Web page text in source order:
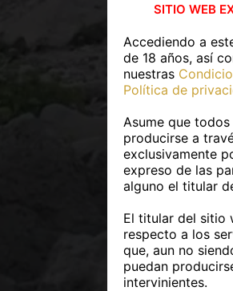
SITIO WEB
Accediendo a
de 18 años, así
nuestras
Política de
Asume que
producirse a
exclusivamente
expreso de las
alguno el titular
El titular del sitio
respecto a los
que, aun no
puedan
intervinientes.